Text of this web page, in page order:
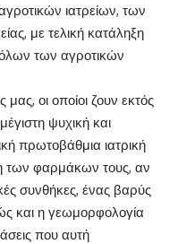
ιατρείων, των
με τελική κατάληξη
των αγροτικών
μας, οι οποίοι ζουν εκτός
ψυχική και
πρωτοβάθμια ιατρική
των φαρμάκων τους, αν
συνθήκες, ένας βαρύς
και η γεωμορφολογία
που αυτή